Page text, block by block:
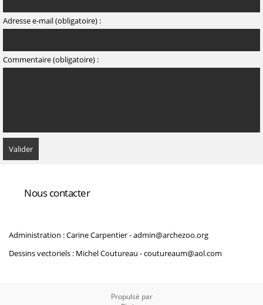
Adresse e-mail (obligatoire) :
Commentaire (obligatoire) :
Nous contacter
Administration : Carine Carpentier -admin@archezoo.org
Dessins vectoriels : Michel Coutureau -coutureaum@aol.com
Propulsé par